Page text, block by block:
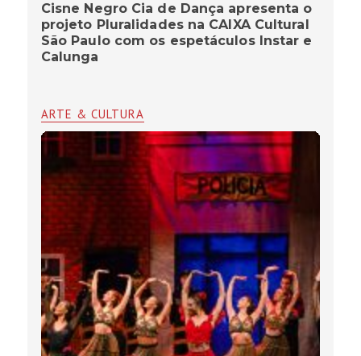
Cisne Negro Cia de Dança apresenta o
projeto Pluralidades na CAIXA Cultural
São Paulo com os espetáculos lnstar e
Calunga
ARTE & CULTURA